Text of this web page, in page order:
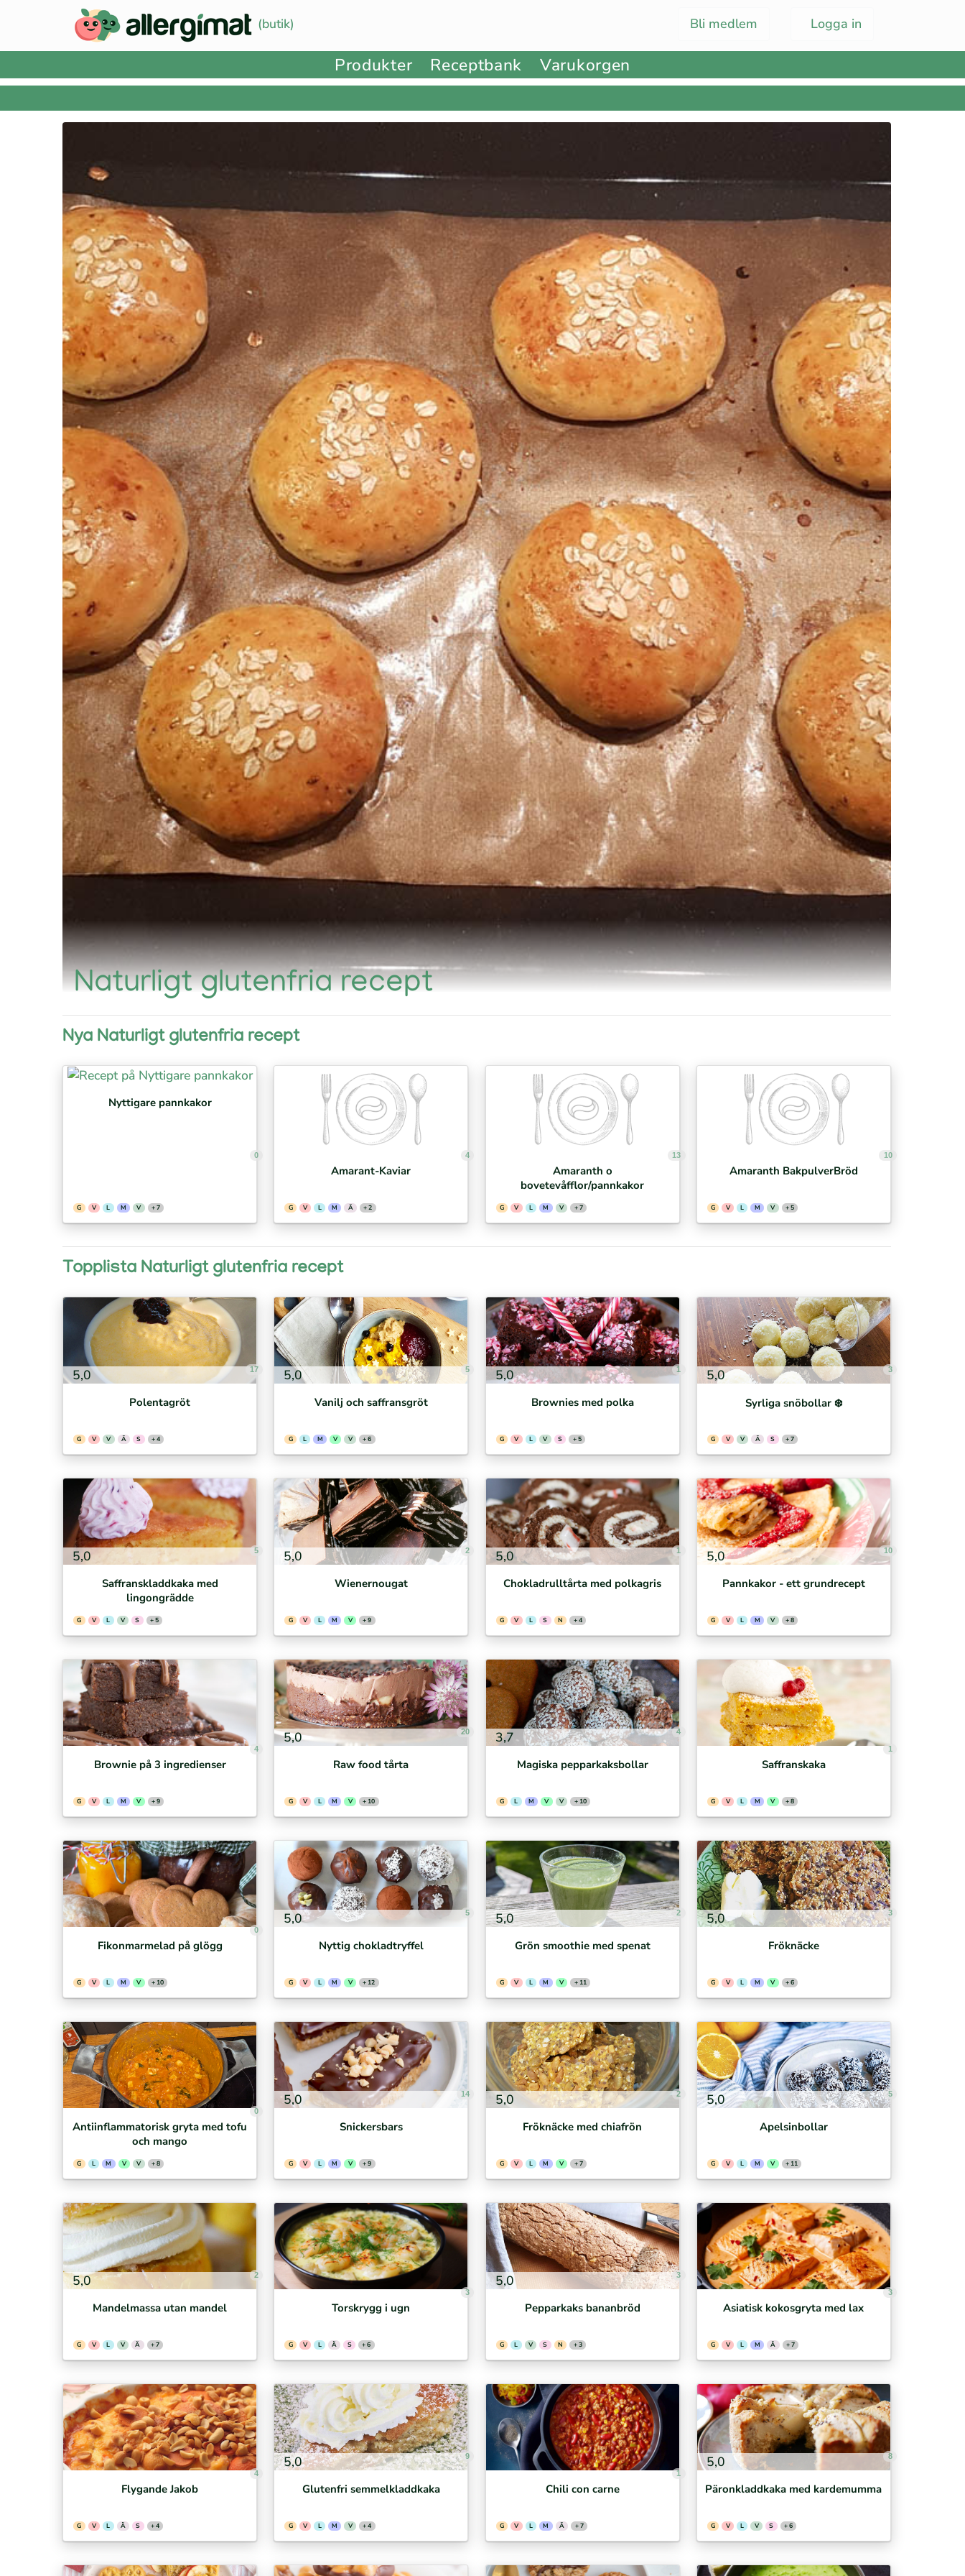
(butik) Logga in
Bli medlem
Produkter Receptbank Varukorgen
Naturligt glutenfria recept
Nya Naturligt glutenfria recept
0
Nyttigare pannkakor
G V L M V + 7
4
Amarant-Kaviar
G V L M Ä + 2
13
Amaranth o
bovetevåfflor/pannkakor
G V L M V + 7
10
Amaranth BakpulverBröd
G V L M V + 5
Topplista Naturligt glutenfria recept
5,0 17
Polentagröt
G V V Ä S + 4
5,0 5
Vanilj och saffransgröt
G L M V V + 6
5,0 1
Brownies med polka
G V L V S + 5
5,0 3
Syrliga snöbollar ❄️
G V V Ä S + 7
5,0 5
Saffranskladdkaka med
lingongrädde
G V L V S + 5
5,0 2
Wienernougat
G V L M V + 9
5,0 1
Chokladrulltårta med polkagris
G V L S N + 4
5,0 10
Pannkakor - ett grundrecept
G V L M V + 8
4
Brownie på 3 ingredienser
G V L M V + 9
5,0 20
Raw food tårta
G V L M V + 10
3,7 4
Magiska pepparkaksbollar
G L M V V + 10
1
Saffranskaka
G V L M V + 8
0
Fikonmarmelad på glögg
G V L M V + 10
5,0 5
Nyttig chokladtryffel
G V L M V + 12
5,0 2
Grön smoothie med spenat
G V L M V + 11
5,0 3
Fröknäcke
G V L M V + 6
0
Antiinflammatorisk gryta med tofu
och mango
G L M V V + 8
5,0 14
Snickersbars
G V L M V + 9
5,0 2
Fröknäcke med chiafrön
G V L M V + 7
5,0 5
Apelsinbollar
G V L M V + 11
5,0 2
Mandelmassa utan mandel
G V L V Ä + 7
3
Torskrygg i ugn
G V L Ä S + 6
5,0 3
Pepparkaks bananbröd
G L V S N + 3
3
Asiatisk kokosgryta med lax
G V L M Ä + 7
4
Flygande Jakob
G V L Ä S + 4
5,0 9
Glutenfri semmelkladdkaka
G V L M V + 4
1
Chili con carne
G V L M Ä + 7
5,0 8
Päronkladdkaka med kardemumma
G V L V S + 6